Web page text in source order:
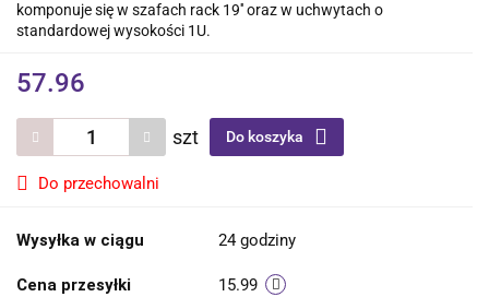
komponuje się w szafach rack 19'' oraz w uchwytach o
standardowej wysokości 1U.
57.96
szt Do koszyka
Do przechowalni
Wysyłka w ciągu 24 godziny
Cena przesyłki 15.99